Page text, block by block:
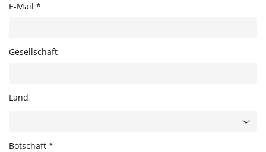
E-Mail *
Gesellschaft
Land
Botschaft *